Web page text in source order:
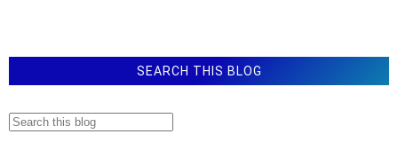
SEARCH THIS BLOG